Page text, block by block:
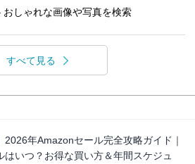
おしゃれな画像や写真を検索
すべて見る
2026年Amazonセール完全攻略ガイド｜
はいつ？お得な買い方＆年間スケジュ